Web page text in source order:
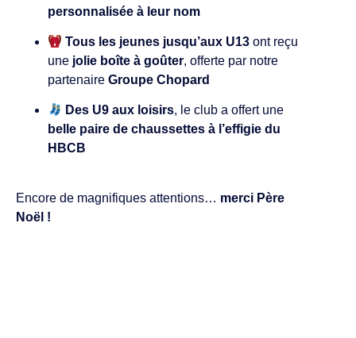
personnalisée à leur nom
Tous les jeunes jusqu’aux U13 ont reçu
une jolie boîte à goûter, offerte par notre
partenaire Groupe Chopard
Des U9 aux loisirs, le club a offert une
belle paire de chaussettes à l’effigie du
HBCB
Encore de magnifiques attentions… merci Père
Noël !